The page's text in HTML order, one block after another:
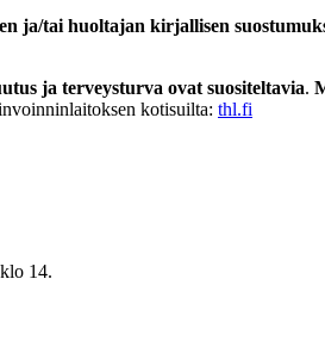
ja/tai huoltajan kirjallisen
ja terveysturva ovat suositeltavia.
kotisuilta: thl.fi
14.